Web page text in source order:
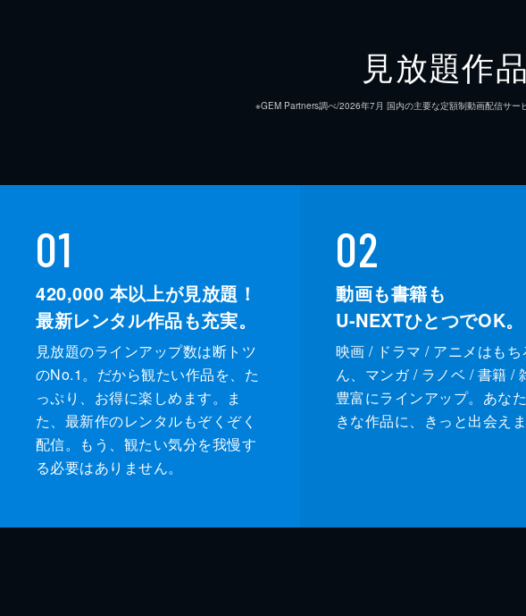
見放題作
※GEM Partners調べ/2026年7⽉ 国内の主要な定額制動画配信サー
01
420,000 本以上が見放題！
最新レンタル作品も充実。
見放題のラインアップ数は断トツ
のNo.1。だから観たい作品を、た
っぷり、お得に楽しめます。ま
た、最新作のレンタルもぞくぞく
配信。もう、観たい気分を我慢す
る必要はありません。
02
動画も書籍も
U-NEXTひとつでOK。
映画 / ドラマ / アニメはもち
ん、マンガ / ラノベ / 書籍 /
豊富にラインアップ。あな
きな作品に、きっと出会えま